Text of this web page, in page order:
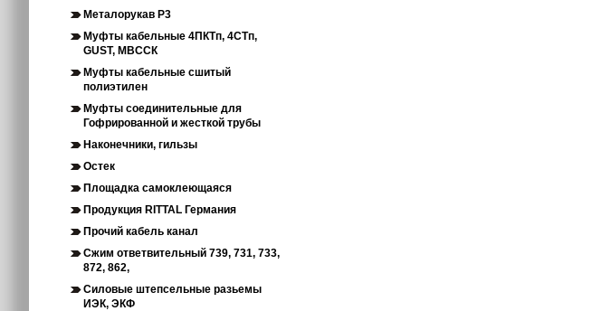
Металорукав Р3
Муфты кабельные 4ПКТп, 4СТп,
GUST, МВССК
Муфты кабельные сшитый
полиэтилен
Муфты соединительные для
Гофрированной и жесткой трубы
Наконечники, гильзы
Остек
Площадка самоклеющаяся
Продукция RITTAL Германия
Прочий кабель канал
Сжим ответвительный 739, 731, 733,
872, 862,
Силовые штепсельные разьемы
ИЭК, ЭКФ